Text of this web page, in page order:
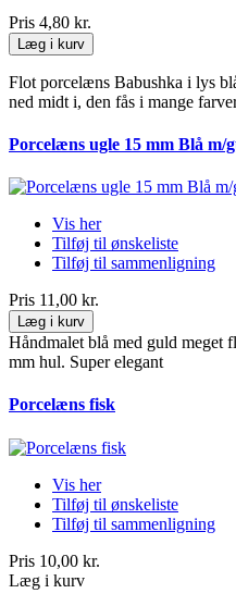
Pris 4,80 kr.
Læg i kurv
Flot porcelæns Babushka i lys
ned midt i, den fås i mange
Porcelæns ugle 15 mm Blå m/
Vis her
Tilføj til ønskeliste
Tilføj til sammenligning
Pris 11,00 kr.
Læg i kurv
Håndmalet blå med guld meget
mm hul. Super elegant
Porcelæns fisk
Vis her
Tilføj til ønskeliste
Tilføj til sammenligning
Pris 10,00 kr.
Læg i kurv